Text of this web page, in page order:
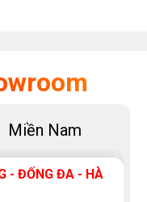
Miền Nam
- ĐỐNG ĐA - HÀ